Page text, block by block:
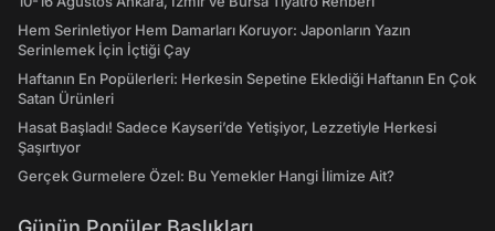
Hem Serinletiyor Hem Damarları Koruyor: Japonların Yazın
Serinlemek İçin İçtiği Çay
Haftanın En Popülerleri: Herkesin Sepetine Eklediği Haftanın En Çok
Satan Ürünleri
Hasat Başladı! Sadece Kayseri’de Yetişiyor, Lezzetiyle Herkesi
Şaşırtıyor
Gerçek Gurmelere Özel: Bu Yemekler Hangi İlimize Ait?